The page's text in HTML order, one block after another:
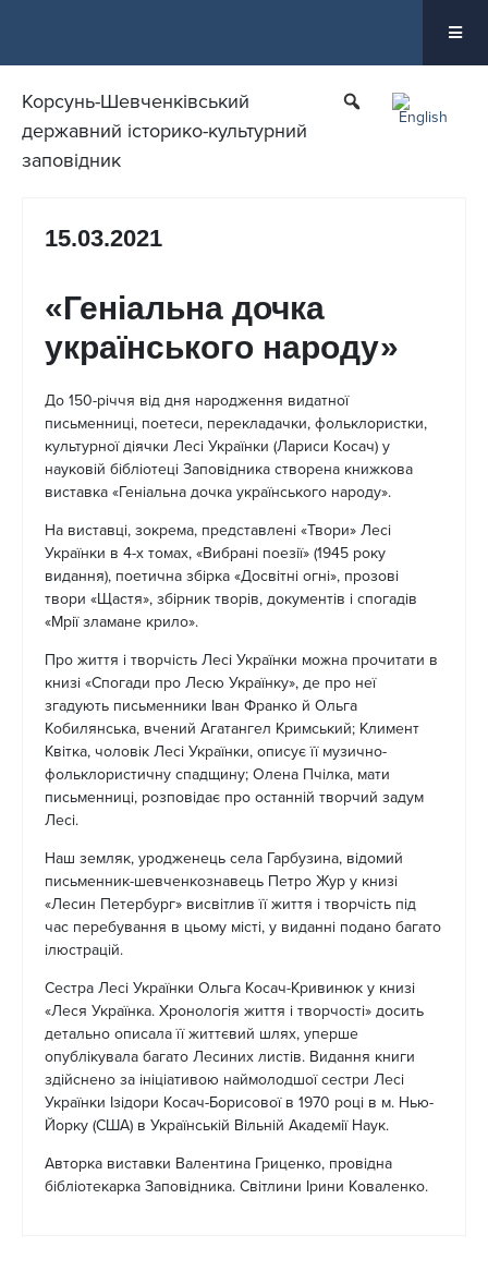
Корсунь-Шевченківський
державний історико-культурний
заповідник
15.03.2021
«Геніальна дочка
українського народу»
До 150-річчя від дня народження видатної
письменниці, поетеси, перекладачки, фольклористки,
культурної діячки Лесі Українки (Лариси Косач) у
науковій бібліотеці Заповідника створена книжкова
виставка «Геніальна дочка українського народу».
На виставці, зокрема, представлені «Твори» Лесі
Українки в 4-х томах, «Вибрані поезії» (1945 року
видання), поетична збірка «Досвітні огні», прозові
твори «Щастя», збірник творів, документів і спогадів
«Мрії зламане крило».
Про життя і творчість Лесі Українки можна прочитати в
книзі «Спогади про Лесю Українку», де про неї
згадують письменники Іван Франко й Ольга
Кобилянська, вчений Агатангел Кримський; Климент
Квітка, чоловік Лесі Українки, описує її музично-
фольклористичну спадщину; Олена Пчілка, мати
письменниці, розповідає про останній творчий задум
Лесі.
Наш земляк, уродженець села Гарбузина, відомий
письменник-шевченкознавець Петро Жур у книзі
«Лесин Петербург» висвітлив її життя і творчість під
час перебування в цьому місті, у виданні подано багато
ілюстрацій.
Сестра Лесі Українки Ольга Косач-Кривинюк у книзі
«Леся Українка. Хронологія життя і творчості» досить
детально описала її життєвий шлях, уперше
опублікувала багато Лесиних листів. Видання книги
здійснено за ініціативою наймолодшої сестри Лесі
Українки Ізідори Косач-Борисової в 1970 році в м. Нью-
Йорку (США) в Українській Вільній Академії Наук.
Авторка виставки Валентина Гриценко, провідна
бібліотекарка Заповідника. Світлини Ірини Коваленко.